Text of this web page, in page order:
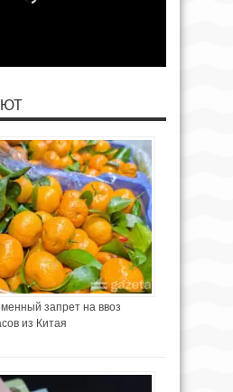
запрет на ввоз
из Китая